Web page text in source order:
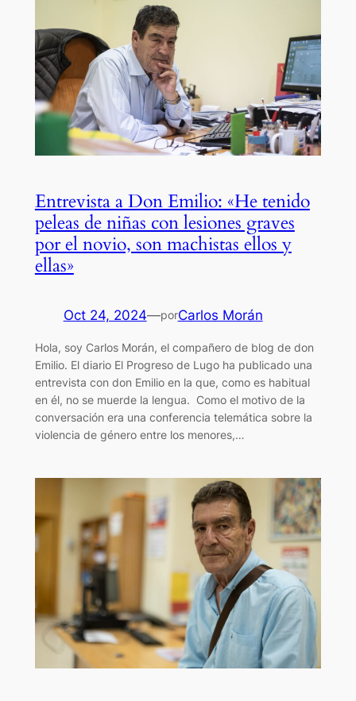
Entrevista a Don Emilio: «He tenido
peleas de niñas con lesiones graves
por el novio, son machistas ellos y
ellas»
Oct 24, 2024—porCarlos Morán
Hola, soy Carlos Morán, el compañero de blog de don
Emilio. El diario El Progreso de Lugo ha publicado una
entrevista con don Emilio en la que, como es habitual
en él, no se muerde la lengua. Como el motivo de la
conversación era una conferencia telemática sobre la
violencia de género entre los menores,…